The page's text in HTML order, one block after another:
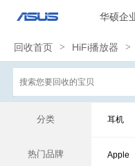
华硕企
回收首页 > HiFi播放器 >
分类 耳机
热门品牌 Apple